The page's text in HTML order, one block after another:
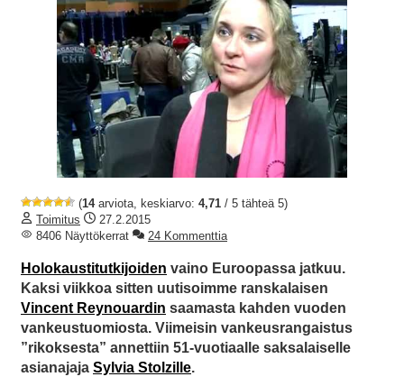
(14arviota, keskiarvo: 4,71 / 5 tähteä 5)
Toimitus
27.2.2015
8406 Näyttökerrat
24 Kommenttia
Holokaustitutkijoiden vaino Euroopassa jatkuu.
Kaksi viikkoa sitten uutisoimme ranskalaisen
Vincent Reynouardin saamasta kahden vuoden
vankeustuomiosta. Viimeisin vankeusrangaistus
”rikoksesta” annettiin 51-vuotiaalle saksalaiselle
asianajaja Sylvia Stolzille.